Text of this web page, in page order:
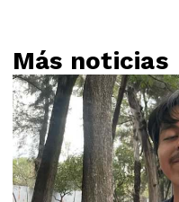
Más noticias